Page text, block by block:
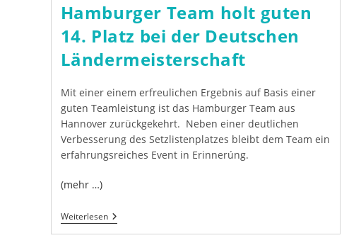
Hamburger Team holt guten
14. Platz bei der Deutschen
Ländermeisterschaft
Mit einer einem erfreulichen Ergebnis auf Basis einer
guten Teamleistung ist das Hamburger Team aus
Hannover zurückgekehrt. Neben einer deutlichen
Verbesserung des Setzlistenplatzes bleibt dem Team ein
erfahrungsreiches Event in Erinnerúng.
(mehr …)
WeiterlesenHamburger
Team